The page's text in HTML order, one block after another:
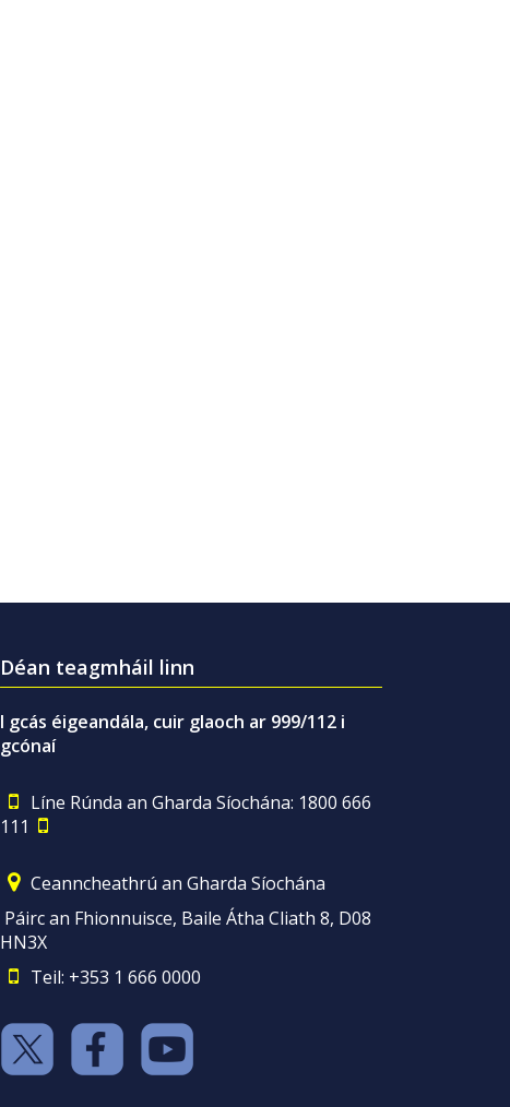
Déan teagmháil linn
I gcás éigeandála, cuir glaoch ar 999/112 i
gcónaí
Líne Rúnda an Gharda Síochána: 1800 666
111
Ceanncheathrú an Gharda Síochána
Páirc an Fhionnuisce, Baile Átha Cliath 8, D08
HN3X
Teil: +353 1 666 0000